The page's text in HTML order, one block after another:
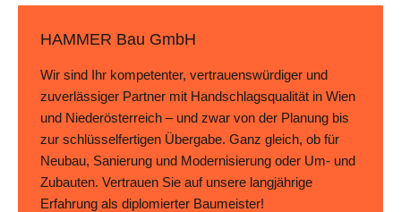
HAMMER Bau GmbH
Wir sind Ihr kompetenter, vertrauenswürdiger und
zuverlässiger Partner mit Handschlagsqualität in Wien
und Niederösterreich – und zwar von der Planung bis
zur schlüsselfertigen Übergabe. Ganz gleich, ob für
Neubau, Sanierung und Modernisierung oder Um- und
Zubauten. Vertrauen Sie auf unsere langjährige
Erfahrung als diplomierter Baumeister!